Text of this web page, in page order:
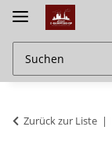
Zurück zur Liste